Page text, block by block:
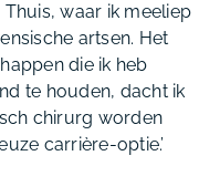
waar ik meeliep
artsen. Het
die ik heb
te houden, dacht ik
chirurg worden
carrière-optie.’